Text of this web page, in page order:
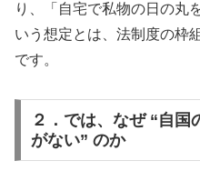
り、「自宅で私物の日の丸
いう想定とは、法制度の枠
です。
２．では、なぜ “自国
がない” のか